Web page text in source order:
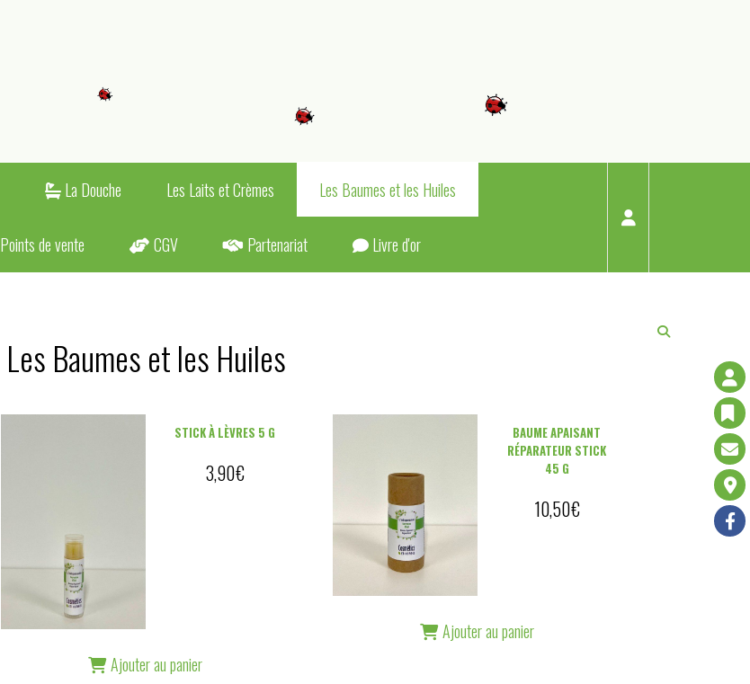
La Douche Les Laits et Crèmes Les Baumes et les Huiles
Points de vente CGV Partenariat Livre d'or
Les Baumes et les Huiles
STICK À LÈVRES 5 G
3,90€
Ajouter au panier
BAUME APAISANT
RÉPARATEUR STICK
45 G
10,50€
Ajouter au panier